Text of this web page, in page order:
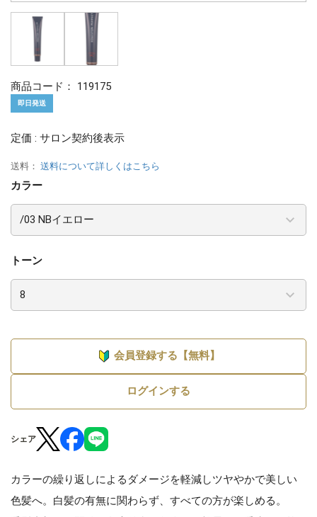
商品コード： 119175
即日発送
定価 : サロン契約後表示
送料： 送料について詳しくはこちら
カラー
トーン
会員登録する【無料】
ログインする
シェア
カラーの繰り返しによるダメージを軽減しツヤやかで美しい
色髪へ。白髪の有無に関わらず、すべての方が楽しめる。